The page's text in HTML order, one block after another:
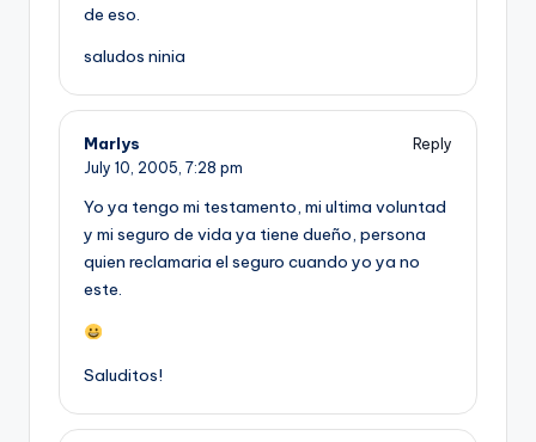
de eso.
saludos ninia
Marlys
Reply
July 10, 2005, 7:28 pm
Yo ya tengo mi testamento, mi ultima voluntad
y mi seguro de vida ya tiene dueño, persona
quien reclamaria el seguro cuando yo ya no
este.
Saluditos!